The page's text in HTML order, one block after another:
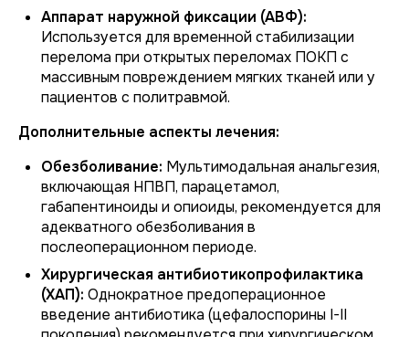
Аппарат наружной фиксации (АВФ):
Используется для временной стабилизации
перелома при открытых переломах ПОКП с
массивным повреждением мягких тканей или у
пациентов с политравмой.
Дополнительные аспекты лечения:
Обезболивание: Мультимодальная анальгезия,
включающая НПВП, парацетамол,
габапентиноиды и опиоиды, рекомендуется для
адекватного обезболивания в
послеоперационном периоде.
Хирургическая антибиотикопрофилактика
(ХАП): Однократное предоперационное
введение антибиотика (цефалоспорины I-II